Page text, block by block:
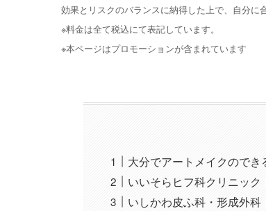
効果とリスクのバランスに納得した上で、自分に
※料金は全て税込にて表記しています。
※本ページはプロモーションが含まれています
大分でアートメイクのでき
いいそらヒフ科クリニック
いしかわ皮ふ科・形成外科